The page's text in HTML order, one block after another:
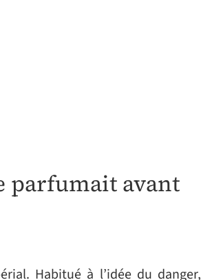
parfumait avant
Habitué à l’idée du